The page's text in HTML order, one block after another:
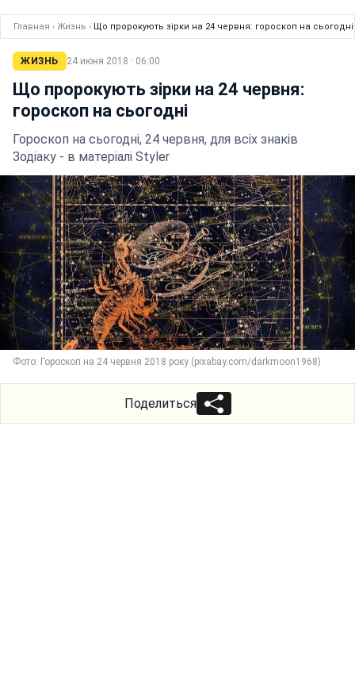
Главная › Жизнь › Що пророкують зірки на 24 червня: гороскоп на сьогодні
ЖИЗНЬ 24 июня 2018 · 06:00
Що пророкують зірки на 24 червня:
гороскоп на сьогодні
Гороскоп на сьогодні, 24 червня, для всіх знаків
Зодіаку - в матеріалі Styler
Фото: Гороскоп на 24 червня 2018 року (pixabay.com/darkmoon1968)
Поделиться